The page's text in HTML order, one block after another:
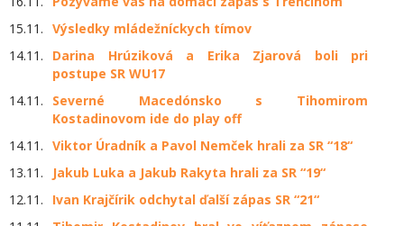
15.11. Výsledky mládežníckych tímov
14.11.
Darina Hrúziková a Erika Zjarová boli pri
postupe SR WU17
14.11.
Severné Macedónsko s Tihomirom
Kostadinovom ide do play off
14.11. Viktor Úradník a Pavol Nemček hrali za SR “18“
13.11.
Jakub Luka a Jakub Rakyta hrali za SR “19“
12.11.
Ivan Krajčírik odchytal ďalší zápas SR “21“